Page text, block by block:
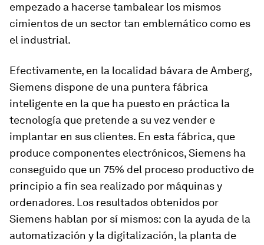
empezado a hacerse tambalear los mismos
cimientos de un sector tan emblemático como es
el industrial.
Efectivamente, en la localidad bávara de Amberg,
Siemens dispone de una puntera fábrica
inteligente en la que ha puesto en práctica la
tecnología que pretende a su vez vender e
implantar en sus clientes. En esta fábrica, que
produce componentes electrónicos, Siemens ha
conseguido que un 75% del proceso productivo de
principio a fin sea realizado por máquinas y
ordenadores. Los resultados obtenidos por
Siemens hablan por sí mismos: con la ayuda de la
automatización y la digitalización, la planta de